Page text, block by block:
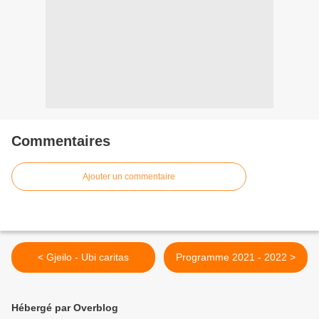
Commentaires
Ajouter un commentaire
< Gjeilo - Ubi caritas Programme 2021 - 2022 >
Hébergé par Overblog